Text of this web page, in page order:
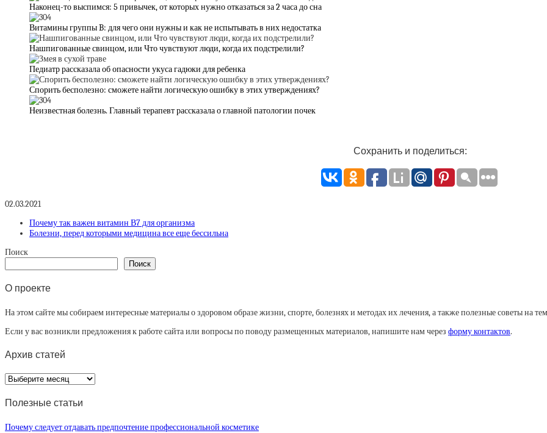
Наконец-то выспимся: 5 привычек, от которых нужно отказаться за 2 часа до сна
Витамины группы B: для чего они нужны и как не испытывать в них недостатка
Нашпигованные свинцом, или Что чувствуют люди, когда их подстрелили?
Педиатр рассказала об опасности укуса гадюки для ребенка
Спорить бесполезно: сможете найти логическую ошибку в этих утверждениях?
Неизвестная болезнь. Главный терапевт рассказала о главной патологии почек
Сохранить и поделиться:
02.03.2021
Почему так важен витамин В7 для организма
Болезни, перед которыми медицина все еще бессильна
Поиск
Поиск
О проекте
На этом сайте мы собираем интересные материалы о здоровом образе жизни, спорте, болезнях и методах их лечения, а также полезные советы на
Если у вас возникли предложения к работе сайта или вопросы по поводу размещенных материалов, напишите нам через форму контактов.
Архив статей
Архив
статей
Полезные статьи
Почему следует отдавать предпочтение профессиональной косметике